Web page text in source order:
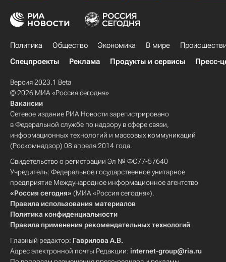
Политика Общество Экономика В мире
Спецпроекты
Реклама Продукты и сервисы Пресс-
Версия 2023.1 Beta
© 2026 МИА «Россия сегодня»
Вакансии
Сетевое издание РИА Новости зарегистрировано
в Федеральной службе по надзору в сфере связи,
информационных технологий и массовых коммуникаций
(Роскомнадзор) 08 апреля 2014 года.
Свидетельство о регистрации Эл № ФС77-57640
Учредитель: Федеральное государственное унитарное
предприятие Международное информационное агентство
«Россия сегодня» (МИА «Россия сегодня»).
Правила использования материалов
Политика конфиденциальности
Правила применения рекомендательных технологий
Главный редактор: Гаврилова А.В.
Адрес электронной почты Редакции: internet-group@ria.ru